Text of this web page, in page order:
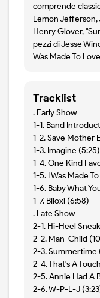
comprende
Lemon Jefferson,
Henry Glover,
pezzi di Jesse
Was Made To
Tracklist
. Early Show
1-1. Band
1-2. Save Mother
1-3. Imagine (5:25)
1-4. One Kind
1-5. I Was Made
1-6. Baby What
1-7. Biloxi (6:58)
. Late Show
2-1. Hi-Heel
2-2. Man-Child
2-3. Summertime
2-4. That's A
2-5. Annie Had A
2-6. W-P-L-J